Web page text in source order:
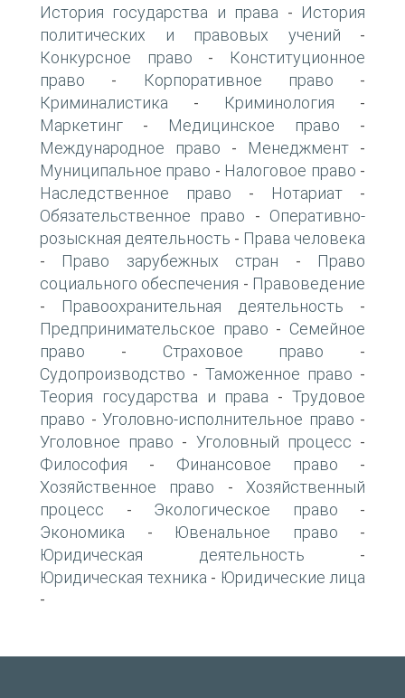
История государства и права -
История
политических и правовых учений -
Конкурсное право -
Конституционное
право - Корпоративное право -
Криминалистика - Криминология -
Маркетинг - Медицинское право -
Международное право - Менеджмент -
Муниципальное право - Налоговое право -
Наследственное право - Нотариат -
Обязательственное право - Оперативно-
розыскная деятельность - Права человека
- Право зарубежных стран -
Право
социального обеспечения - Правоведение
- Правоохранительная деятельность -
Предпринимательское право - Семейное
право - Страховое право -
Судопроизводство - Таможенное право -
Теория государства и права -Трудовое
право - Уголовно-исполнительное право -
Уголовное право - Уголовный процесс -
Философия - Финансовое право -
Хозяйственное право - Хозяйственный
процесс - Экологическое право -
Экономика - Ювенальное право -
Юридическая деятельность -
Юридическая техника - Юридические лица
-